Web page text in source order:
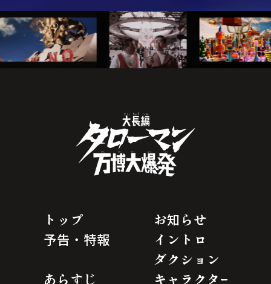
トップ
お知らせ
予告・特報
イントロ
ダクション
あらすじ
キャラクター